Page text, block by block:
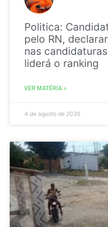
Politica:
pelo RN,
nas
liderá o ranking
VER MATÉRIA »
4 de agosto de 2026